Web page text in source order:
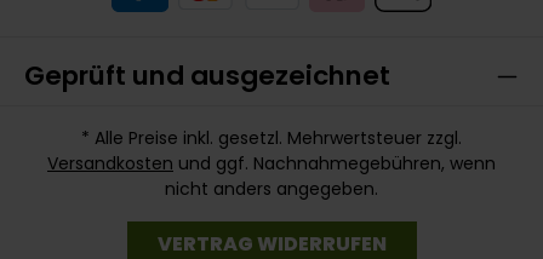
Geprüft und ausgezeichnet
* Alle Preise inkl. gesetzl. Mehrwertsteuer zzgl.
Versandkosten und ggf. Nachnahmegebühren, wenn
nicht anders angegeben.
VERTRAG WIDERRUFEN